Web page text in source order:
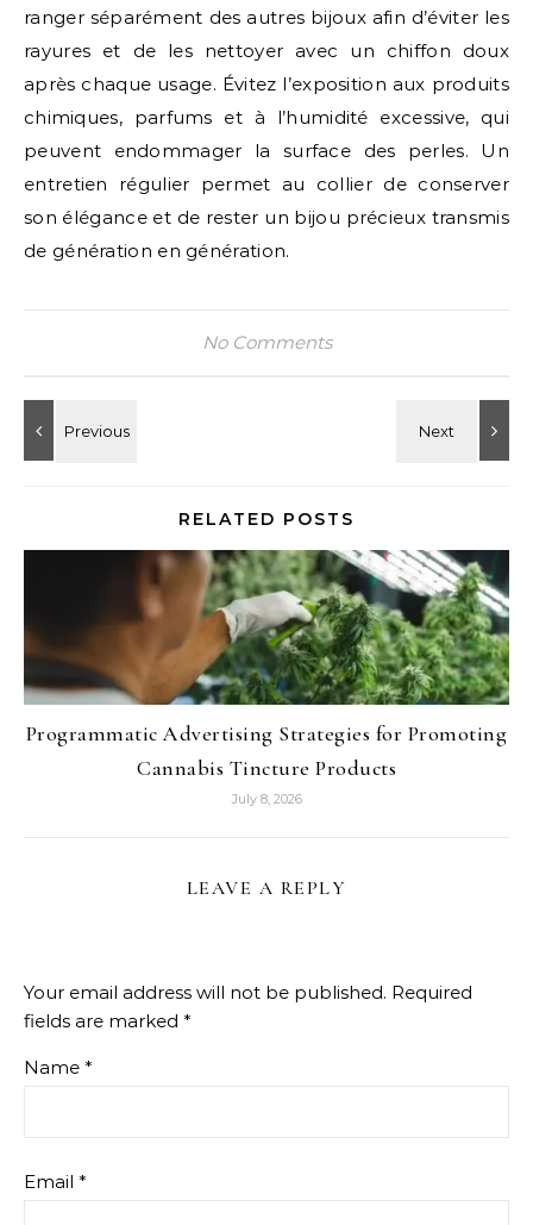
ranger séparément des autres bijoux afin d’éviter les
rayures et de les nettoyer avec un chiffon doux
après chaque usage. Évitez l’exposition aux produits
chimiques, parfums et à l’humidité excessive, qui
peuvent endommager la surface des perles. Un
entretien régulier permet au collier de conserver
son élégance et de rester un bijou précieux transmis
de génération en génération.
No Comments
RELATED POSTS
Programmatic Advertising Strategies for Promoting
Cannabis Tincture Products
July 8, 2026
LEAVE A REPLY
Your email address will not be published. Required
fields are marked *
Name *
Email *